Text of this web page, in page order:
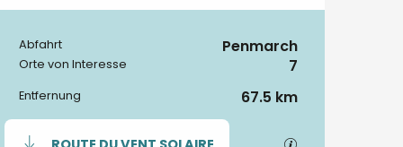
Praktische Informationen
Abfahrt Penmarch
Orte von Interesse 7
Entfernung 67.5 km